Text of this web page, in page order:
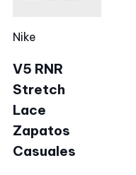
Nike
V5 RNR
Stretch
Lace
Zapatos
Casuales